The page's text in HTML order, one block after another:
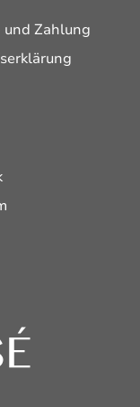
und Zahlung